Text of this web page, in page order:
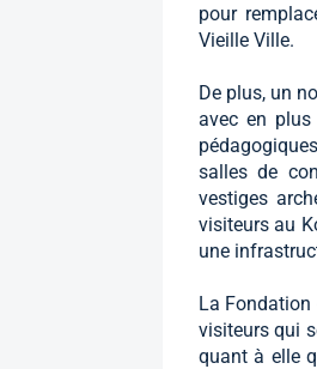
pour
Vieille Ville.
De plus, un
avec en plus
salles de
vestiges
visiteurs au
une
La
visiteurs qui
quant à elle